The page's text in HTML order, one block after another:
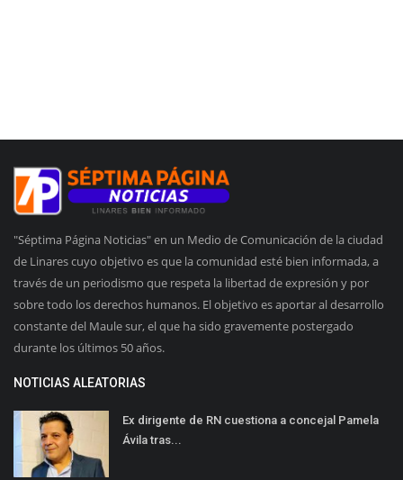
"Séptima Página Noticias" en un Medio de Comunicación de la ciudad
de Linares cuyo objetivo es que la comunidad esté bien informada, a
través de un periodismo que respeta la libertad de expresión y por
sobre todo los derechos humanos. El objetivo es aportar al desarrollo
constante del Maule sur, el que ha sido gravemente postergado
durante los últimos 50 años.
NOTICIAS ALEATORIAS
Ex dirigente de RN cuestiona a concejal Pamela
Ávila tras...